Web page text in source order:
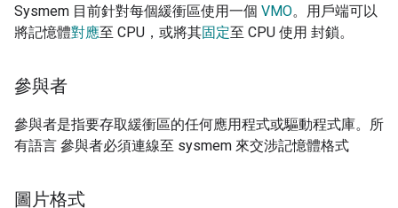
Sysmem 目前針對每個緩衝區使用一個 VMO。用戶端可以
將記憶體對應至 CPU，或將其固定至 CPU 使用 封鎖。
參與者
參與者是指要存取緩衝區的任何應用程式或驅動程式庫。所
有語言 參與者必須連線至 sysmem 來交涉記憶體格式
圖片格式